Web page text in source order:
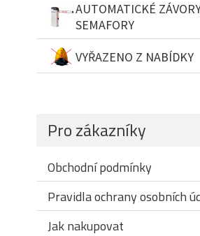
AUTOMATICKÉ
SEMAFORY
VYŘAZENO Z NABÍDKY
Pro zákazníky
Obchodní podmínky
Pravidla ochrany osobních
Jak nakupovat